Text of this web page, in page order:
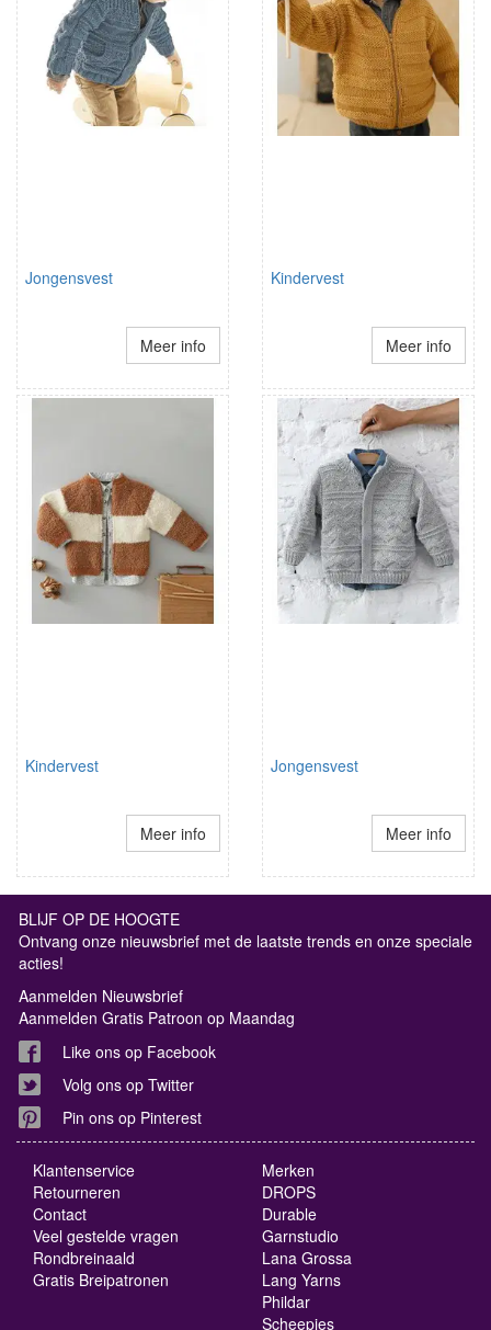
Jongensvest
Meer info
Kindervest
Meer info
Kindervest
Meer info
Jongensvest
Meer info
BLIJF OP DE HOOGTE
Ontvang onze nieuwsbrief met de laatste trends en onze speciale
acties!
Aanmelden Nieuwsbrief
Aanmelden Gratis Patroon op Maandag
Like ons op Facebook
Volg ons op Twitter
Pin ons op Pinterest
Klantenservice
Retourneren
Contact
Veel gestelde vragen
Rondbreinaald
Gratis Breipatronen
Merken
DROPS
Durable
Garnstudio
Lana Grossa
Lang Yarns
Phildar
Scheepjes